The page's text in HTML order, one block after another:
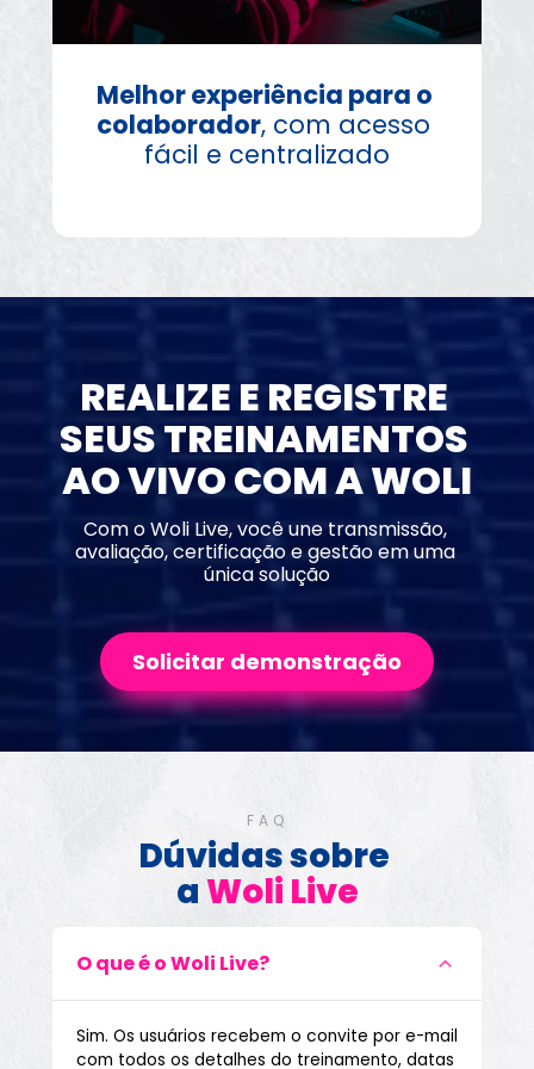
Melhor experiência para o
colaborador, com acesso
fácil e centralizado
REALIZE E REGISTRE
SEUS TREINAMENTOS
AO VIVO COM A WOLI
Com o Woli Live, você une transmissão,
avaliação, certificação e gestão em uma
única solução
Solicitar demonstração
FAQ
Dúvidas sobre
a Woli Live
O que é o Woli Live?
Sim. Os usuários recebem o convite por e-mail
com todos os detalhes do treinamento, datas